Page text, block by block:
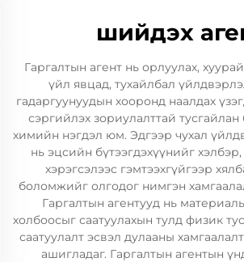
шийдэх
Гаргалтын агент нь орлуулах,
үйл явцад, тухайлбал
гадаргуунуудын хооронд наалдах
сэргийлэх зориулалттай
химийн нэгдэл юм. Эдгээр чухал
нь эцсийн бүтээгдэхүүнийг
хэрэгсэлээс гэмтээхгүйгээр
боломжийг олгодог нимгэн
Гаргалтын агентууд нь
холбоосыг саатуулахын тулд физик
саатуулалт эсвэл дулааны
ашигладаг. Гаргалтын агентын